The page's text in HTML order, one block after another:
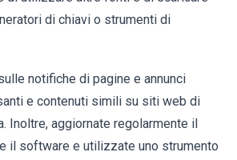
di chiavi o strumenti di
notifiche di pagine e annunci
e contenuti simili su siti web di
Inoltre, aggiornate regolarmente il
il software e utilizzate uno strumento